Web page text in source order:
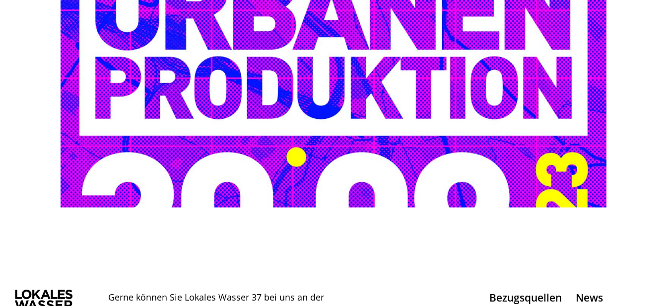
Gerne können Sie Lokales Wasser 37 bei uns an der
Bezugsquellen
News